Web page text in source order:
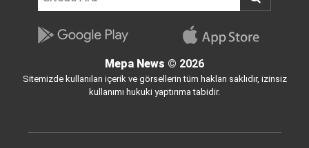
Mepa News © 2026
Sitemizde kullanılan içerik ve görsellerin tüm hakları saklıdır, izinsiz
kullanımı hukuki yaptırıma tabidir.